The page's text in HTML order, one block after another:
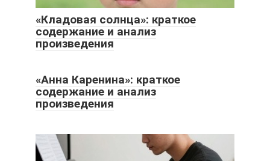
«Кладовая солнца»: краткое
содержание и анализ
произведения
«Анна Каренина»: краткое
содержание и анализ
произведения